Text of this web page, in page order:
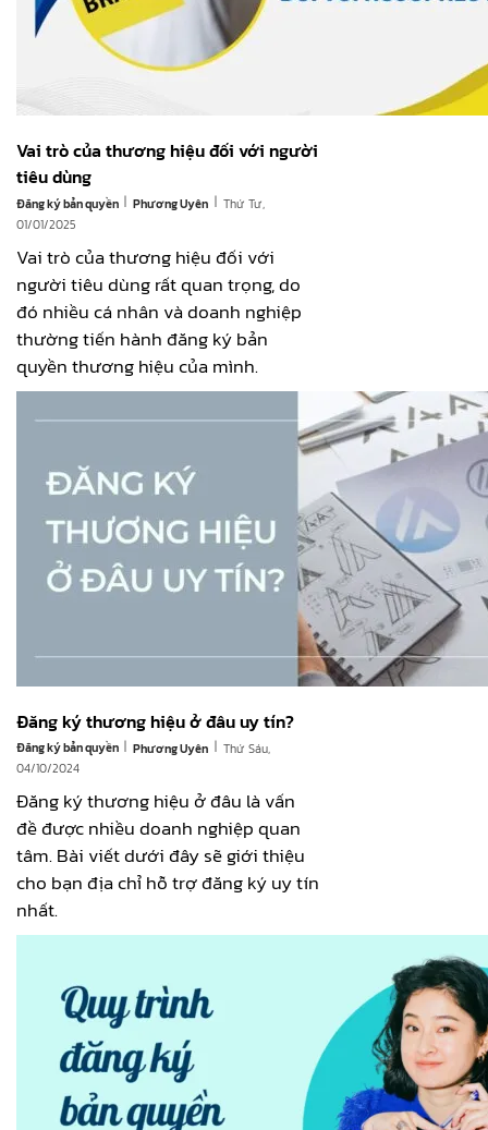
Vai trò của thương hiệu đối với người
tiêu dùng
Đăng ký bản quyền | Phương Uyên | Thứ Tư,
01/01/2025
Vai trò của thương hiệu đối với
người tiêu dùng rất quan trọng, do
đó nhiều cá nhân và doanh nghiệp
thường tiến hành đăng ký bản
quyền thương hiệu của mình.
Đăng ký thương hiệu ở đâu uy tín?
Đăng ký bản quyền | Phương Uyên | Thứ Sáu,
04/10/2024
Đăng ký thương hiệu ở đâu là vấn
đề được nhiều doanh nghiệp quan
tâm. Bài viết dưới đây sẽ giới thiệu
cho bạn địa chỉ hỗ trợ đăng ký uy tín
nhất.